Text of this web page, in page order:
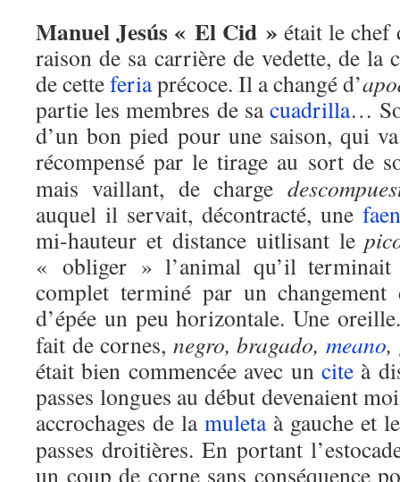
Manuel Jesús « El Cid » était le
raison de sa carrière de vedette, de la
de cetteferiaprécoce. Il a changé d’
partie les membres de sacuadrilla…
d’un bon pied pour une saison, qui
récompensé par le tirage au sort de
mais vaillant, de charge
auquel il servait, décontracté, une
mi-hauteur et distance uitlisant le
« obliger » l’animal qu’il
complet terminé par un
d’épée un peu horizontale. Une
fait de cornes, negro, bragado,meano,
était bien commencée avec un cite à
passes longues au début devenaient
accrochages de la muletaà gauche et
passes droitières. En portant
un coup de corne sans conséquence